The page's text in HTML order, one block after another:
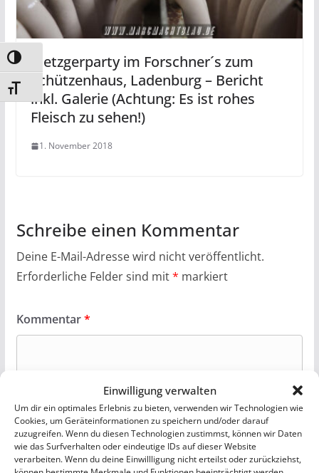
Einwilligung verwalten
Um dir ein optimales Erlebnis zu bieten, verwenden wir Technologien wie
Cookies, um Geräteinformationen zu speichern und/oder darauf
zuzugreifen. Wenn du diesen Technologien zustimmst, können wir Daten
wie das Surfverhalten oder eindeutige IDs auf dieser Website
verarbeiten. Wenn du deine Einwillligung nicht erteilst oder zurückziehst,
Umschalten auf hohe Kontraste
Schrift vergrößern
Metzgerparty im Forschner´s zum
Schützenhaus, Ladenburg – Bericht
inkl. Galerie (Achtung: Es ist rohes
Fleisch zu sehen!)
1. November 2018
Schreibe einen Kommentar
Deine E-Mail-Adresse wird nicht veröffentlicht.
Erforderliche Felder sind mit* markiert
Kommentar*